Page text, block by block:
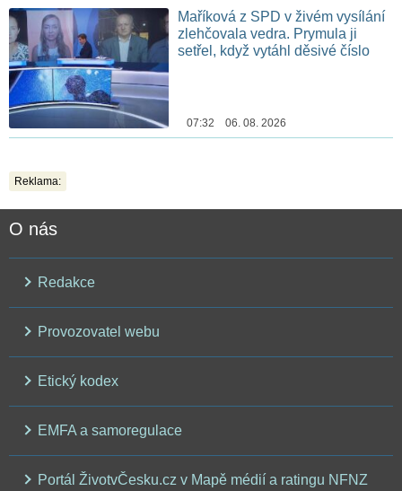
Maříková z SPD v živém vysílání
zlehčovala vedra. Prymula ji
setřel, když vytáhl děsivé číslo
07:32 06. 08. 2026
Reklama:
O nás
Redakce
Provozovatel webu
Etický kodex
EMFA a samoregulace
Portál ŽivotvČesku.cz v Mapě médií a ratingu NFNZ